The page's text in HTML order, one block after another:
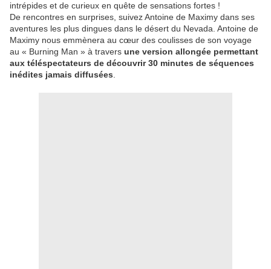
intrépides et de curieux en quête de sensations fortes !
De rencontres en surprises, suivez Antoine de Maximy dans ses
aventures les plus dingues dans le désert du Nevada. Antoine de
Maximy nous emmènera au cœur des coulisses de son voyage
au « Burning Man » à travers une version allongée permettant
aux téléspectateurs de découvrir 30 minutes de séquences
inédites jamais diffusées